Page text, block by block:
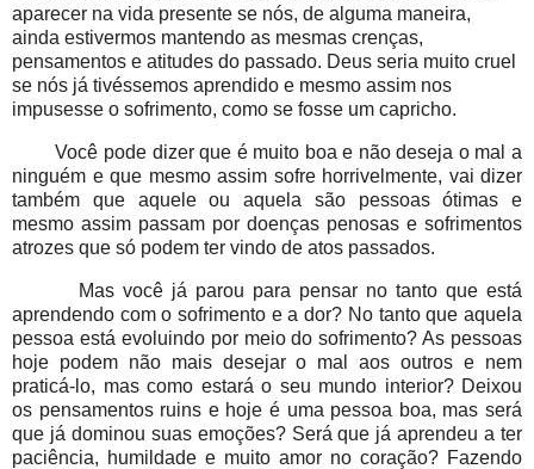
aparecer na vida presente se nós, de alguma maneira,
ainda estivermos mantendo as mesmas crenças,
pensamentos e atitudes do passado. Deus seria muito cruel
se nós já tivéssemos aprendido e mesmo assim nos
impusesse o sofrimento, como se fosse um capricho.
Você pode dizer que é muito boa e não deseja o mal a
ninguém e que mesmo assim sofre horrivelmente, vai dizer
também que aquele ou aquela são pessoas ótimas e
mesmo assim passam por doenças penosas e sofrimentos
atrozes que só podem ter vindo de atos passados.
Mas você já parou para pensar no tanto que está
aprendendo com o sofrimento e a dor? No tanto que aquela
pessoa está evoluindo por meio do sofrimento? As pessoas
hoje podem não mais desejar o mal aos outros e nem
praticá-lo, mas como estará o seu mundo interior? Deixou
os pensamentos ruins e hoje é uma pessoa boa, mas será
que já dominou suas emoções? Será que já aprendeu a ter
paciência, humildade e muito amor no coração? Fazendo